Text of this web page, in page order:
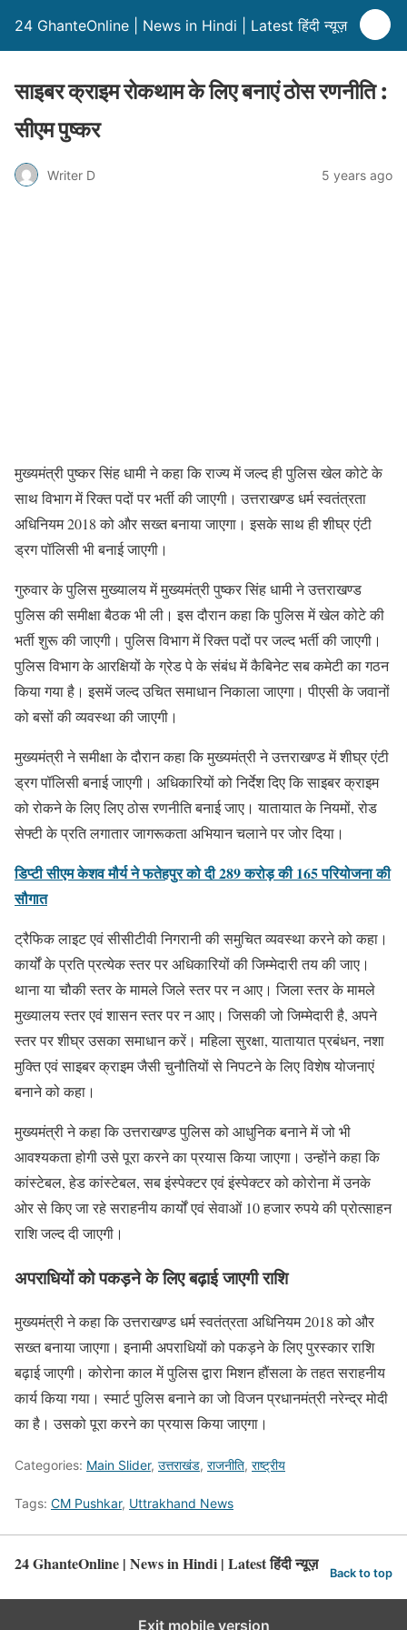
24 GhanteOnline | News in Hindi | Latest हिंदी न्यूज़
साइबर क्राइम रोकथाम के लिए बनाएं ठोस रणनीति :
सीएम पुष्कर
Writer D 5 years ago
मुख्यमंत्री पुष्कर सिंह धामी ने कहा कि राज्य में जल्द ही पुलिस खेल कोटे के
साथ विभाग में रिक्त पदों पर भर्ती की जाएगी। उत्तराखण्ड धर्म स्वतंत्रता
अधिनियम 2018 को और सख्त बनाया जाएगा। इसके साथ ही शीघ्र एंटी
ड्रग पॉलिसी भी बनाई जाएगी।
गुरुवार के पुलिस मुख्यालय में मुख्यमंत्री पुष्कर सिंह धामी ने उत्तराखण्ड
पुलिस की समीक्षा बैठक भी ली। इस दौरान कहा कि पुलिस में खेल कोटे की
भर्ती शुरू की जाएगी। पुलिस विभाग में रिक्त पदों पर जल्द भर्ती की जाएगी।
पुलिस विभाग के आरक्षियों के ग्रेड पे के संबंध में कैबिनेट सब कमेटी का गठन
किया गया है। इसमें जल्द उचित समाधान निकाला जाएगा। पीएसी के जवानों
को बसों की व्यवस्था की जाएगी।
मुख्यमंत्री ने समीक्षा के दौरान कहा कि मुख्यमंत्री ने उत्तराखण्ड में शीघ्र एंटी
ड्रग पॉलिसी बनाई जाएगी। अधिकारियों को निर्देश दिए कि साइबर क्राइम
को रोकने के लिए लिए ठोस रणनीति बनाई जाए। यातायात के नियमों, रोड
सेफ्टी के प्रति लगातार जागरूकता अभियान चलाने पर जोर दिया।
डिप्टी सीएम केशव मौर्य ने फतेहपुर को दी 289 करोड़ की 165 परियोजना की
सौगात
ट्रैफिक लाइट एवं सीसीटीवी निगरानी की समुचित व्यवस्था करने को कहा।
कार्यों के प्रति प्रत्येक स्तर पर अधिकारियों की जिम्मेदारी तय की जाए।
थाना या चौकी स्तर के मामले जिले स्तर पर न आए। जिला स्तर के मामले
मुख्यालय स्तर एवं शासन स्तर पर न आए। जिसकी जो जिम्मेदारी है, अपने
स्तर पर शीघ्र उसका समाधान करें। महिला सुरक्षा, यातायात प्रबंधन, नशा
मुक्ति एवं साइबर क्राइम जैसी चुनौतियों से निपटने के लिए विशेष योजनाएं
बनाने को कहा।
मुख्यमंत्री ने कहा कि उत्तराखण्ड पुलिस को आधुनिक बनाने में जो भी
आवश्यकता होगी उसे पूरा करने का प्रयास किया जाएगा। उन्होंने कहा कि
कांस्टेबल, हेड कांस्टेबल, सब इंस्पेक्टर एवं इंस्पेक्टर को कोरोना में उनके
ओर से किए जा रहे सराहनीय कार्यों एवं सेवाओं 10 हजार रुपये की प्रोत्साहन
राशि जल्द दी जाएगी।
अपराधियों को पकड़ने के लिए बढ़ाई जाएगी राशि
मुख्यमंत्री ने कहा कि उत्तराखण्ड धर्म स्वतंत्रता अधिनियम 2018 को और
सख्त बनाया जाएगा। इनामी अपराधियों को पकड़ने के लिए पुरस्कार राशि
बढ़ाई जाएगी। कोरोना काल में पुलिस द्वारा मिशन हौंसला के तहत सराहनीय
कार्य किया गया। स्मार्ट पुलिस बनाने का जो विजन प्रधानमंत्री नरेन्द्र मोदी
का है। उसको पूरा करने का प्रयास किया जाएगा।
Categories: Main Slider, उत्तराखंड, राजनीति, राष्ट्रीय
Tags: CM Pushkar, Uttrakhand News
24 GhanteOnline | News in Hindi | Latest हिंदी न्यूज़ Back to top
Exit mobile version